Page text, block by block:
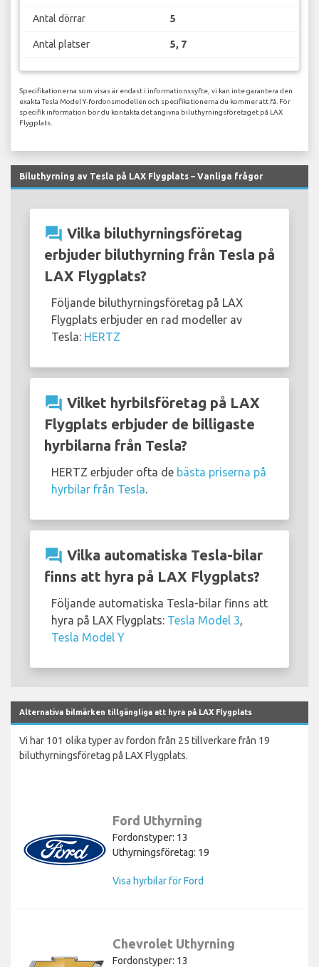
Antal dörrar 5
Antal platser 5, 7
Specifikationerna som visas är endast i informationssyfte, vi kan inte garantera den
exakta Tesla Model Y-fordonsmodellen och specifikationerna du kommer att få. För
specifik information bör du kontakta det angivna biluthyrningsföretaget på LAX
Flygplats.
Biluthyrning av Tesla på LAX Flygplats – Vanliga frågor
question_answer Vilka biluthyrningsföretag
erbjuder biluthyrning från Tesla på
LAX Flygplats?
Följande biluthyrningsföretag på LAX
Flygplats erbjuder en rad modeller av
Tesla: HERTZ
question_answer Vilket hyrbilsföretag på LAX
Flygplats erbjuder de billigaste
hyrbilarna från Tesla?
HERTZ erbjuder ofta de bästa priserna på
hyrbilar från Tesla
question_answer Vilka automatiska Tesla-bilar
finns att hyra på LAX Flygplats?
Följande automatiska Tesla-bilar finns att
hyra på LAX Flygplats: Tesla Model 3
Tesla Model Y
Alternativa bilmärken tillgängliga att hyra på LAX Flygplats
Vi har 101 olika typer av fordon från 25 tillverkare från 19
biluthyrningsföretag på LAX Flygplats.
Ford Uthyrning
Fordonstyper: 13
Uthyrningsföretag: 19
Visa hyrbilar för Ford
Chevrolet Uthyrning
Fordonstyper: 13